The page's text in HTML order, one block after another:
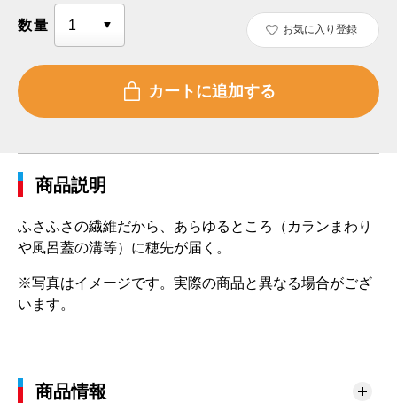
数量 お気に入り登録
商品説明
ふさふさの繊維だから、あらゆるところ（カランまわり
や風呂蓋の溝等）に穂先が届く。
※写真はイメージです。実際の商品と異なる場合がござ
います。
商品情報